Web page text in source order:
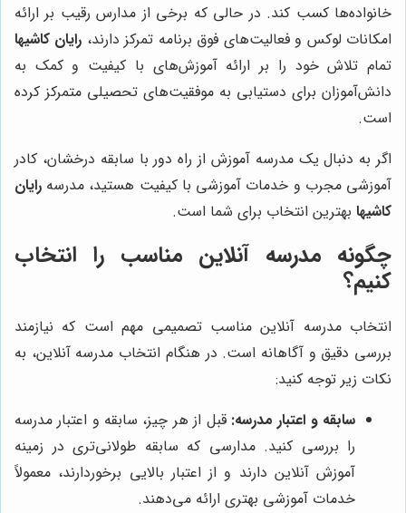
خانواده‌ها کسب کند. در حالی که برخی از مدارس رقیب بر ارائه
امکانات لوکس و فعالیت‌های فوق برنامه تمرکز دارند، رایان کاشیها
تمام تلاش خود را بر ارائه آموزش‌های با کیفیت و کمک به
دانش‌آموزان برای دستیابی به موفقیت‌های تحصیلی متمرکز کرده
است.
اگر به دنبال یک مدرسه آموزش از راه دور با سابقه درخشان، کادر
آموزشی مجرب و خدمات آموزشی با کیفیت هستید، مدرسه رایان
کاشیها بهترین انتخاب برای شما است.
چگونه مدرسه آنلاین مناسب را انتخاب
کنیم؟
انتخاب مدرسه آنلاین مناسب تصمیمی مهم است که نیازمند
بررسی دقیق و آگاهانه است. در هنگام انتخاب مدرسه آنلاین، به
نکات زیر توجه کنید:
سابقه و اعتبار مدرسه: قبل از هر چیز، سابقه و اعتبار مدرسه
را بررسی کنید. مدارسی که سابقه طولانی‌تری در زمینه
آموزش آنلاین دارند و از اعتبار بالایی برخوردارند، معمولاً
خدمات آموزشی بهتری ارائه می‌دهند.